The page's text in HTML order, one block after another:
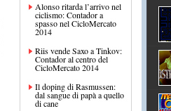
Alonso ritarda l’arrivo nel
ciclismo: Contador a
spasso nel CicloMercato
2014
Riis vende Saxo a Tinkov:
Contador al centro del
CicloMercato 2014
Il doping di Rasmussen:
dal sangue di papà a quello
di cane